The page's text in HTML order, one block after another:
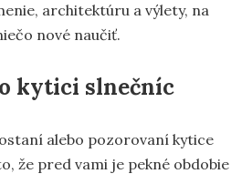
architektúru a výlety, na
nové naučiť.
kytici slnečníc
alebo pozorovaní kytice
že pred vami je pekné obdobie